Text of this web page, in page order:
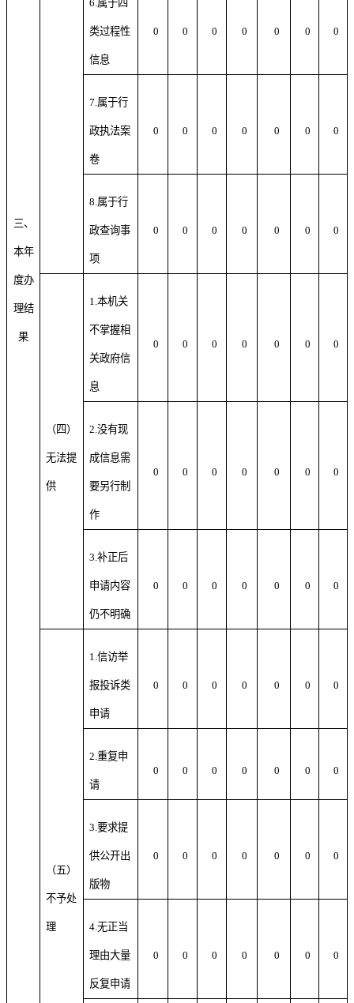
三、
本年
度办
理结
果
6.属于四
类过程性
信息
0 0 0 0 0 0 0
7.属于行
政执法案
卷
0 0 0 0 0 0 0
8.属于行
政查询事
项
0 0 0 0 0 0 0
（四）
无法提
供
1.本机关
不掌握相
关政府信
息
0 0 0 0 0 0 0
2.没有现
成信息需
要另行制
作
0 0 0 0 0 0 0
3.补正后
申请内容
仍不明确
0 0 0 0 0 0 0
（五）
不予处
理
1.信访举
报投诉类
申请
0 0 0 0 0 0 0
2.重复申
请
0 0 0 0 0 0 0
3.要求提
供公开出
版物
0 0 0 0 0 0 0
4.无正当
理由大量
反复申请
0 0 0 0 0 0 0